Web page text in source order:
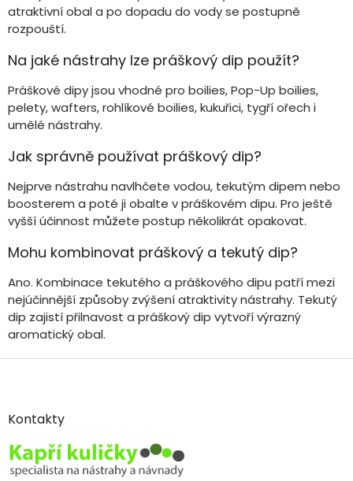
atraktivní obal a po dopadu do vody se postupně
rozpouští.
Na jaké nástrahy lze práškový dip použít?
Práškové dipy jsou vhodné pro boilies, Pop-Up boilies,
pelety, wafters, rohlíkové boilies, kukuřici, tygří ořech i
umělé nástrahy.
Jak správně používat práškový dip?
Nejprve nástrahu navlhčete vodou, tekutým dipem nebo
boosterem a poté ji obalte v práškovém dipu. Pro ještě
vyšší účinnost můžete postup několikrát opakovat.
Mohu kombinovat práškový a tekutý dip?
Ano. Kombinace tekutého a práškového dipu patří mezi
nejúčinnější způsoby zvýšení atraktivity nástrahy. Tekutý
dip zajistí přilnavost a práškový dip vytvoří výrazný
aromatický obal.
Z
aKontakty